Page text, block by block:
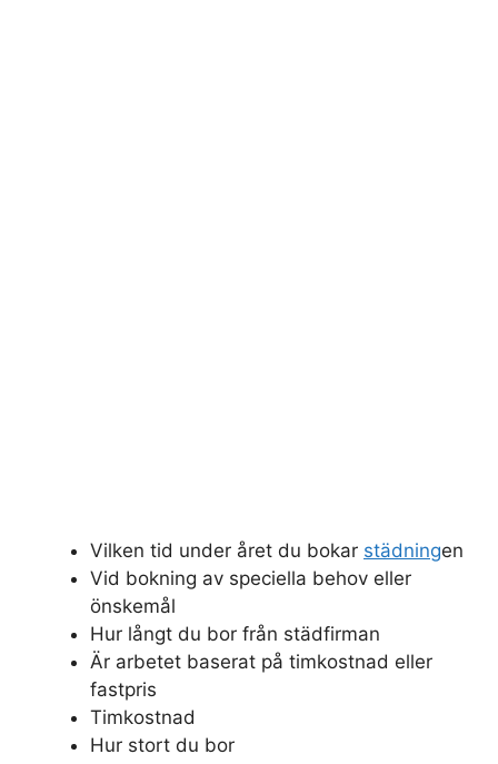
Vilken tid under året du bokar städningen
Vid bokning av speciella behov eller
önskemål
Hur långt du bor från städfirman
Är arbetet baserat på timkostnad eller
fastpris
Timkostnad
Hur stort du bor